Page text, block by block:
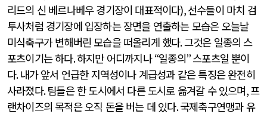
리드의 신 베르나베우 경기장이 대표적이다),선수들이 마치 검
투사처럼 경기장에 입장하는 장면을 연출하는 모습은 오늘날
미식축구가 변해버린 모습을 떠올리게 했다.그것은 일종의 스
포츠이기는 하다.하지만 어디까지나“일종의”스포츠일 뿐이
다.내가 앞서 언급한 지역성이나 계급성과 같은 특징은 완전히
사라졌다.팀들은 한 도시에서 다른 도시로 옮겨갈 수 있으며,프
랜차이즈의 목적은 오직 돈을 버는 데 있다.국제축구연맹과 유